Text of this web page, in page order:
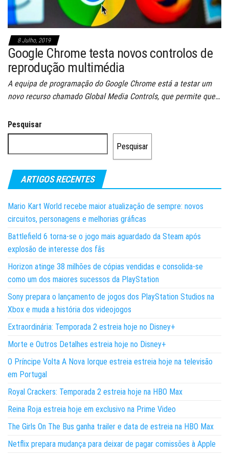
8 Julho, 2019
Google Chrome testa novos controlos de
reprodução multimédia
A equipa de programação do Google Chrome está a testar um
novo recurso chamado Global Media Controls, que permite que…
Pesquisar
Pesquisar
ARTIGOS RECENTES
Mario Kart World recebe maior atualização de sempre: novos
circuitos, personagens e melhorias gráficas
Battlefield 6 torna-se o jogo mais aguardado da Steam após
explosão de interesse dos fãs
Horizon atinge 38 milhões de cópias vendidas e consolida-se
como um dos maiores sucessos da PlayStation
Sony prepara o lançamento de jogos dos PlayStation Studios na
Xbox e muda a história dos videojogos
Extraordinária: Temporada 2 estreia hoje no Disney+
Morte e Outros Detalhes estreia hoje no Disney+
O Príncipe Volta A Nova Iorque estreia estreia hoje na televisão
em Portugal
Royal Crackers: Temporada 2 estreia hoje na HBO Max
Reina Roja estreia hoje em exclusivo na Prime Video
The Girls On The Bus ganha trailer e data de estreia na HBO Max
Netflix prepara mudança para deixar de pagar comissões à Apple